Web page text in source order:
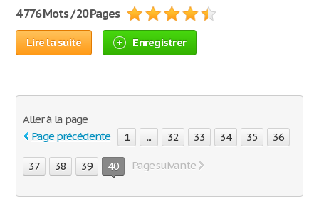
4 776 Mots / 20 Pages
Lire la suite Enregistrer
Aller à la page
Page précédente
1 ... 32 33 34 35 36
37 38 39 40 Page suivante